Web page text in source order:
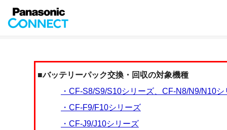
■バッテリーパック交換・回収の対象機種
・CF-S8/S9/S10シリーズ、CF-N8/N9/N10シ
・CF-F9/F10シリーズ
・CF-J9/J10シリーズ